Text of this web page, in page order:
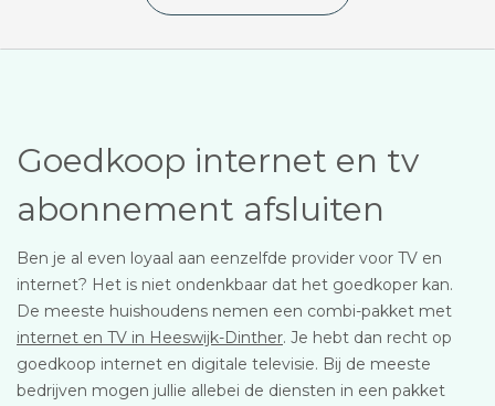
Goedkoop internet en tv
abonnement afsluiten
Ben je al even loyaal aan eenzelfde provider voor TV en
internet? Het is niet ondenkbaar dat het goedkoper kan.
De meeste huishoudens nemen een combi-pakket met
internet en TV in Heeswijk-Dinther. Je hebt dan recht op
goedkoop internet en digitale televisie. Bij de meeste
bedrijven mogen jullie allebei de diensten in een pakket